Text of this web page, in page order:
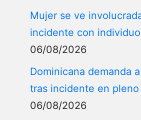
Mujer se ve
incidente con
06/08/2026
Dominicana demanda
tras incidente en
06/08/2026